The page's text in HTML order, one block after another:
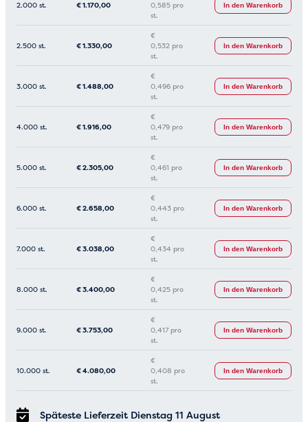
2.000 st. €1.170,00
0,585 pro
st.
In den Warenkorb
2.500 st. €1.330,00
€
0,532 pro
st.
In den Warenkorb
3.000 st. €1.488,00
€
0,496 pro
st.
In den Warenkorb
4.000 st. €1.916,00
€
0,479 pro
st.
In den Warenkorb
5.000 st. €2.305,00
€
0,461 pro
st.
In den Warenkorb
6.000 st. €2.658,00
€
0,443 pro
st.
In den Warenkorb
7.000 st. €3.038,00
€
0,434 pro
st.
In den Warenkorb
8.000 st. €3.400,00
€
0,425 pro
st.
In den Warenkorb
9.000 st. €3.753,00
€
0,417 pro
st.
In den Warenkorb
10.000 st. €4.080,00
€
0,408 pro
st.
In den Warenkorb
Späteste Lieferzeit Dienstag 11 August